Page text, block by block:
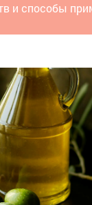
и способы
времени и сил,
многие свойства
это сделали